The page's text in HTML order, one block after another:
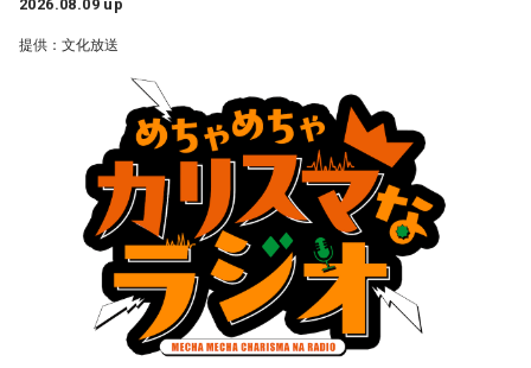
パートナーの奥迫協子、パーソナリティの江原啓之
●江原啓之 今夜の格言
「お掃除は、心も清め、パワーも増します」
＜番組概要＞
番組名：Dr.Recella presents 江原啓之 おと語り
あり、2025年度は140名が新たに海外留学しました。世界の
動きがますます身近になる今、海外で学んだ経験や視野は、
日本の行政にも欠かせません。だからこそ、人材への投資は
しっかり続けています」と強調します。
◆「国のミライ」を伝える新たな挑戦
続いて、人事院が現在力を入れている公務ブランディング
――あまりにも身勝手な男性の振る舞いに、番組パートナー
の奥迫は「そういう方と結婚しなくて良かったんじゃないか
なと思いました。お嫁さんの立場になっても相談者さんの立
場になっても、どちらにも不誠実な方です。今後もこういう
ことが続くことを考えたら、本当に結婚されなくて良かった
です！」と断言。江原もこれに100％同意しました。
江原：仰る通りですよね。私もそう思う。っていうか、「と
てもひょうきんな方で……」じゃなくて、チャラチャラしたア
ホですよ、こんなの。早く分かって良かったじゃない。
とを発表しました。ラジオ番組には、『カリスマ』のキャラ
太、日向朔公、大河元気、橋詰知久による“七人のカリスマ声
優”が出演。毎回2名程度の組み合わせによる輪番制で、作品
の世界観やキャラクターの魅力を活かした投稿コーナー、楽
曲企画などを展開し、『カリスマ』ならではのラジオをお届
けします。
■『めちゃめちゃカリスマなラジオ』番組公式チャンネルが
QloveRにオープン
2026.08.09 up
提供：文化放送